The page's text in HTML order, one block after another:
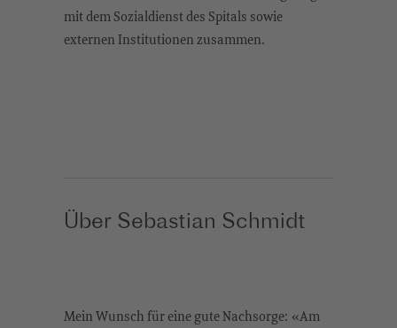
mit dem Sozialdienst des Spitals sowie
externen Institutionen zusammen.
Über Sebastian Schmidt
Mein Wunsch für eine gute Nachsorge: «Am